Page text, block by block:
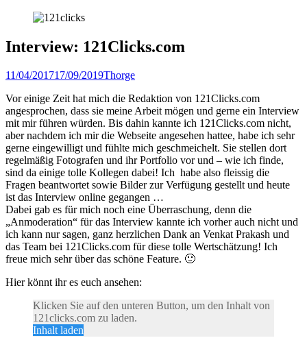
Interview: 121Clicks.com
Veröffentlicht
11/04/201717/09/2019Author
Thorge
Vor einige Zeit hat mich die Redaktion von 121Clicks.com
angesprochen, dass sie meine Arbeit mögen und gerne ein Interview
mit mir führen würden. Bis dahin kannte ich 121Clicks.com nicht,
aber nachdem ich mir die Webseite angesehen hattee, habe ich sehr
gerne eingewilligt und fühlte mich geschmeichelt. Sie stellen dort
regelmäßig Fotografen und ihr Portfolio vor und – wie ich finde,
sind da einige tolle Kollegen dabei! Ich habe also fleissig die
Fragen beantwortet sowie Bilder zur Verfügung gestellt und heute
ist das Interview online gegangen …
Dabei gab es für mich noch eine Überraschung, denn die
„Anmoderation“ für das Interview kannte ich vorher auch nicht und
ich kann nur sagen, ganz herzlichen Dank an Venkat Prakash und
das Team bei 121Clicks.com für diese tolle Wertschätzung! Ich
freue mich sehr über das schöne Feature. 🙂
Hier könnt ihr es euch ansehen:
Klicken Sie auf den unteren Button, um den Inhalt von
121clicks.com zu laden.
Inhalt laden